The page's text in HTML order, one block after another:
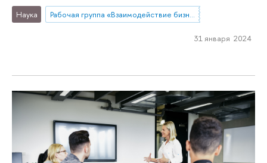
Наука Рабочая группа «Взаимодействие бизнеса и региональной власти: меры поддержки и GR-практики»
31 января 2024